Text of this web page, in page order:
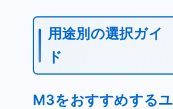
用途別の選択ガイ
ド
M3をおすすめするユ